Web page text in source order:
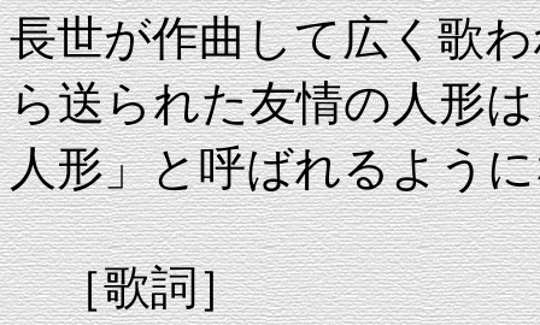
長世が作曲して広く歌
ら送られた友情の人形
人形」と呼ばれるよう
［歌詞］